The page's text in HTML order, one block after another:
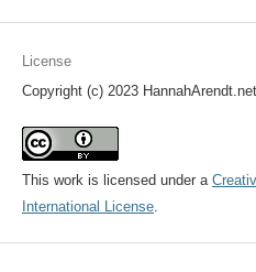
License
Copyright (c) 2023 HannahArendt.net
This work is licensed under a
International License.